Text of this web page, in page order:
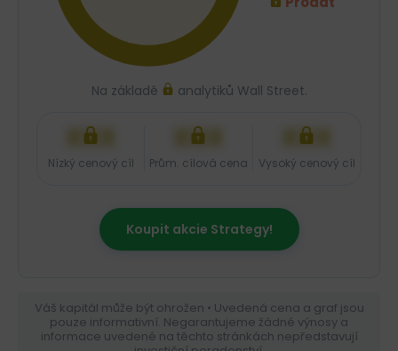
Na základě analytiků Wall Street.
XXX
Nízký cenový cíl
XXX
Prům. cílová cena
XXX
Vysoký cenový cíl
Koupit akcie Strategy!
Váš kapitál může být ohrožen • Uvedená cena a graf jsou
pouze informativní. Negarantujeme žádné výnosy a
informace uvedené na těchto stránkách nepředstavují